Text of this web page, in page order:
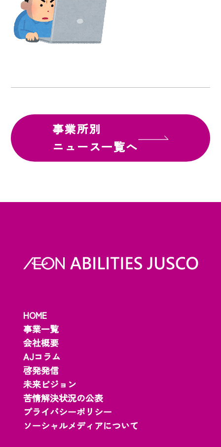
事業所別
ニュース一覧へ
HOME
事業一覧
会社概要
AJコラム
啓発発信
未来ビジョン
苦情解決状況の公表
プライバシーポリシー
ソーシャルメディアについて